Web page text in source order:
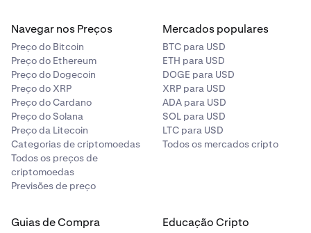
Navegar nos Preços
Preço do Bitcoin
Preço do Ethereum
Preço do Dogecoin
Preço do XRP
Preço do Cardano
Preço do Solana
Preço da Litecoin
Categorias de criptomoedas
Todos os preços de
criptomoedas
Previsões de preço
Mercados populares
BTC para USD
ETH para USD
DOGE para USD
XRP para USD
ADA para USD
SOL para USD
LTC para USD
Todos os mercados cripto
Guias de Compra Educação Cripto